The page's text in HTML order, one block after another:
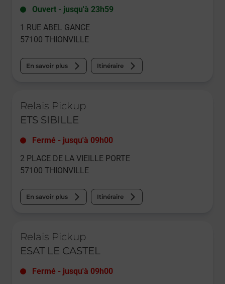
Ouvert - jusqu'à 23h59
1 RUE ABEL GANCE
57100 THIONVILLE
En savoir plus Itinéraire
Relais Pickup
ETS SIBILLE
Fermé - jusqu'à 09h00
2 PLACE DE LA VIEILLE PORTE
57100 THIONVILLE
En savoir plus Itinéraire
Relais Pickup
ESAT LE CASTEL
Fermé - jusqu'à 09h00